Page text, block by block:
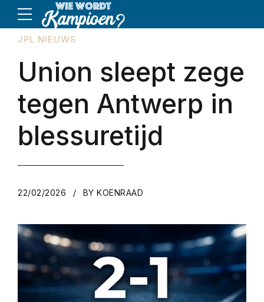
JPL NIEUWS
Union sleept zege
tegen Antwerp in
blessuretijd
22/02/2026 BY KOENRAAD